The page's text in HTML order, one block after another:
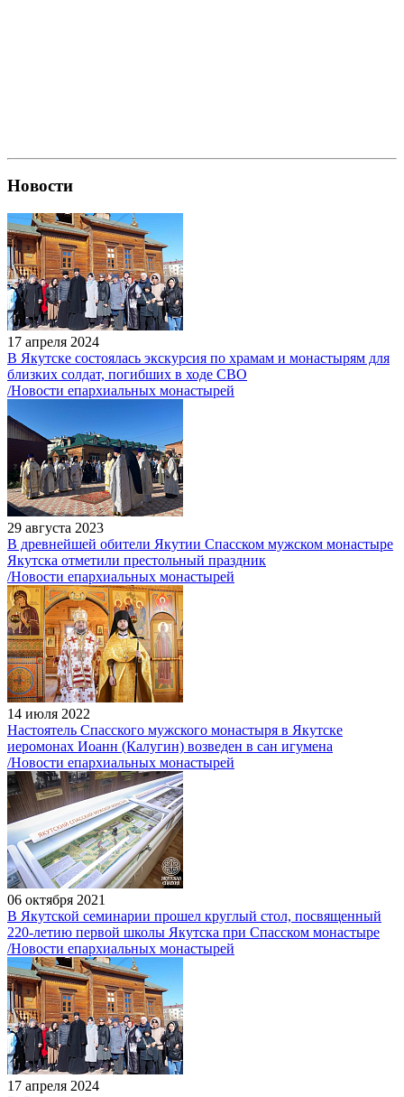
Новости
17 апреля 2024
В Якутске состоялась экскурсия по храмам и монастырям для
близких солдат, погибших в ходе СВО
/Новости епархиальных монастырей
29 августа 2023
В древнейшей обители Якутии Спасском мужском монастыре
Якутска отметили престольный праздник
/Новости епархиальных монастырей
14 июля 2022
Настоятель Спасского мужского монастыря в Якутске
иеромонах Иоанн (Калугин) возведен в сан игумена
/Новости епархиальных монастырей
06 октября 2021
В Якутской семинарии прошел круглый стол, посвященный
220-летию первой школы Якутска при Спасском монастыре
/Новости епархиальных монастырей
17 апреля 2024